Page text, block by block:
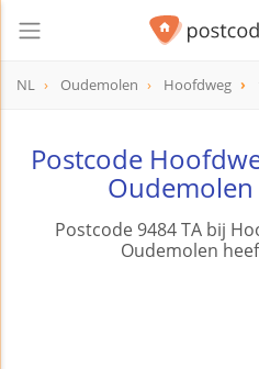
NL Oudemolen Hoofdweg
Postcode
Oudemolen
Postcode 9484 TA bij
Oudemolen